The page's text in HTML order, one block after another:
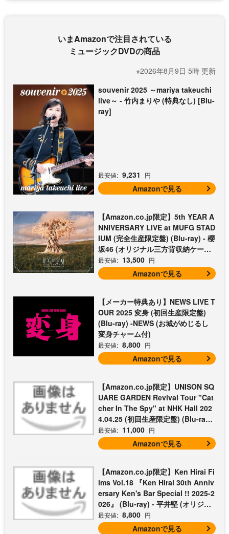
いまAmazonで注目されている
ミュージックDVDの商品
※2026年8月9日 5時 更新
souvenir 2025 ～mariya takeuchi
live～ - 竹内まりや (特典なし) [Blu-
ray]
最安値: 9,231 円
Amazonで見る
【Amazon.co.jp限定】5th YEAR A
NNIVERSARY LIVE at MUFG STAD
IUM (完全生産限定盤) (Blu-ray) - 櫻
坂46 (オリジナル三方背収納ケース
付)
最安値: 13,500 円
Amazonで見る
【メーカー特典あり】NEWS LIVE T
OUR 2025 変身 (初回生産限定盤)
(Blu-ray) -NEWS (お城がめじるし
変身チャーム付)
最安値: 8,800 円
Amazonで見る
【Amazon.co.jp限定】UNISON SQ
UARE GARDEN Revival Tour "Cat
cher In The Spy" at NHK Hall 202
4.04.25 (初回生産限定盤) (Blu-ray)
- UNISON SQUARE GARDEN (コッ
トン巾着付)
最安値: 11,000 円
Amazonで見る
【Amazon.co.jp限定】Ken Hirai Fi
lms Vol.18 『Ken Hirai 30th Anniv
ersary Ken's Bar Special !! 2025-2
026』 (Blu-ray) - 平井堅 (オリジナ
ルライブフォトシートセット3枚組
付)
最安値: 8,800 円
Amazonで見る